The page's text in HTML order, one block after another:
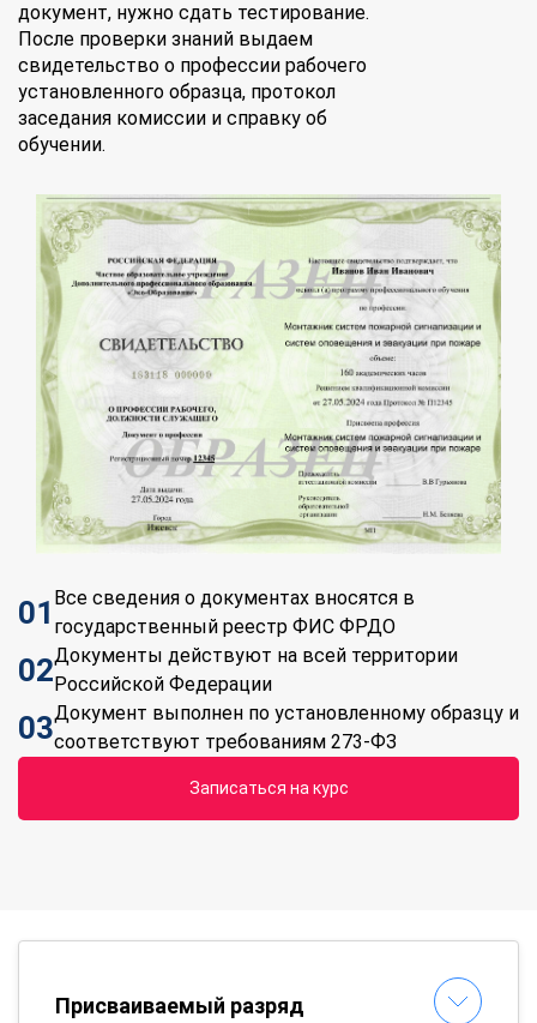
документ, нужно сдать тестирование.
После проверки знаний выдаем
свидетельство о профессии рабочего
установленного образца, протокол
заседания комиссии и справку об
обучении.
01 Все сведения о документах вносятся в
государственный реестр ФИС ФРДО
02Документы действуют на всей территории
Российской Федерации
03Документ выполнен по установленному образцу и
соответствуют требованиям 273-ФЗ
Записаться на курс
Присваиваемый разряд